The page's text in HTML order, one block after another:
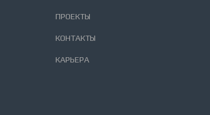
ПРОЕКТЫ
КОНТАКТЫ
КАРЬЕРА